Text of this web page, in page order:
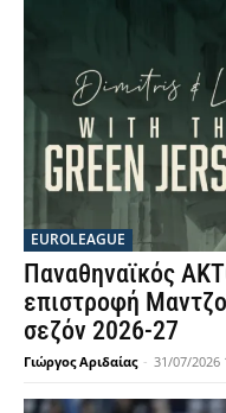
EUROLEAGUE
Παναθηναϊκός
επιστροφή
σεζόν 2026-27
Γιώργος Αριδαίας - 31/07/2026